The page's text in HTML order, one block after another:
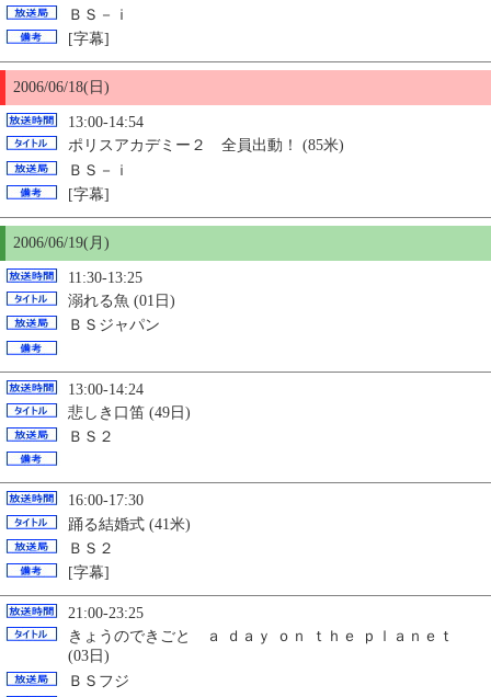
ＢＳ－ｉ
[字幕]
2006/06/18(日)
13:00-14:54
ポリスアカデミー２ 全員出動！ (85米)
ＢＳ－ｉ
[字幕]
2006/06/19(月)
11:30-13:25
溺れる魚 (01日)
ＢＳジャパン
13:00-14:24
悲しき口笛 (49日)
ＢＳ２
16:00-17:30
踊る結婚式 (41米)
ＢＳ２
[字幕]
21:00-23:25
きょうのできごと ａ ｄａｙ ｏｎ ｔｈｅ ｐｌａｎｅｔ
(03日)
ＢＳフジ